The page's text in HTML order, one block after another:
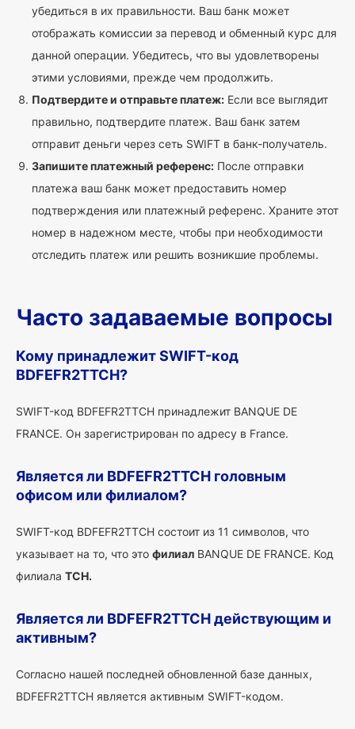
убедиться в их правильности. Ваш банк может
отображать комиссии за перевод и обменный курс для
данной операции. Убедитесь, что вы удовлетворены
этими условиями, прежде чем продолжить.
Подтвердите и отправьте платеж: Если все выглядит
правильно, подтвердите платеж. Ваш банк затем
отправит деньги через сеть SWIFT в банк-получатель.
Запишите платежный референс: После отправки
платежа ваш банк может предоставить номер
подтверждения или платежный референс. Храните этот
номер в надежном месте, чтобы при необходимости
отследить платеж или решить возникшие проблемы.
Часто задаваемые вопросы
Кому принадлежит SWIFT-код
BDFEFR2TTCH?
SWIFT-код BDFEFR2TTCH принадлежит BANQUE DE
FRANCE. Он зарегистрирован по адресу в France.
Является ли BDFEFR2TTCH головным
офисом или филиалом?
SWIFT-код BDFEFR2TTCH состоит из 11 символов, что
указывает на то, что это филиал BANQUE DE FRANCE. Код
филиала TCH.
Является ли BDFEFR2TTCH действующим и
активным?
Согласно нашей последней обновленной базе данных,
BDFEFR2TTCH является активным SWIFT-кодом.